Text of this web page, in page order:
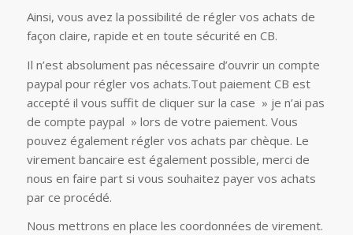
Ainsi, vous avez la possibilité de régler vos achats de
façon claire, rapide et en toute sécurité en CB.
Il n’est absolument pas nécessaire d’ouvrir un compte
paypal pour régler vos achats.Tout paiement CB est
accepté il vous suffit de cliquer sur la case » je n’ai pas
de compte paypal » lors de votre paiement. Vous
pouvez également régler vos achats par chèque. Le
virement bancaire est également possible, merci de
nous en faire part si vous souhaitez payer vos achats
par ce procédé.
Nous mettrons en place les coordonnées de virement.